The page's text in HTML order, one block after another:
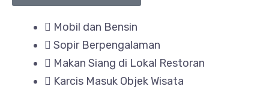
Mobil dan Bensin
Sopir Berpengalaman
Makan Siang di Lokal Restoran
Karcis Masuk Objek Wisata